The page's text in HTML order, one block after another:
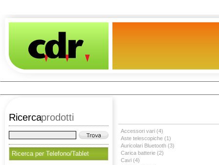
Ricercaprodotti
Ricerca per Telefono/Tablet
Accessori vari (4)
Aste telescopiche (1)
Auricolari Bluetooth (3)
Carica batterie (2)
Cavi (4)